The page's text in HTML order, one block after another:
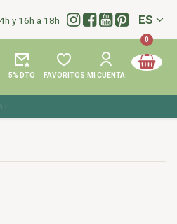
y 16h a 18h Idioma:
ES
5% DTO FAVORITOS MI CUENTA
0
tu compra con los cupones de verano ☀️